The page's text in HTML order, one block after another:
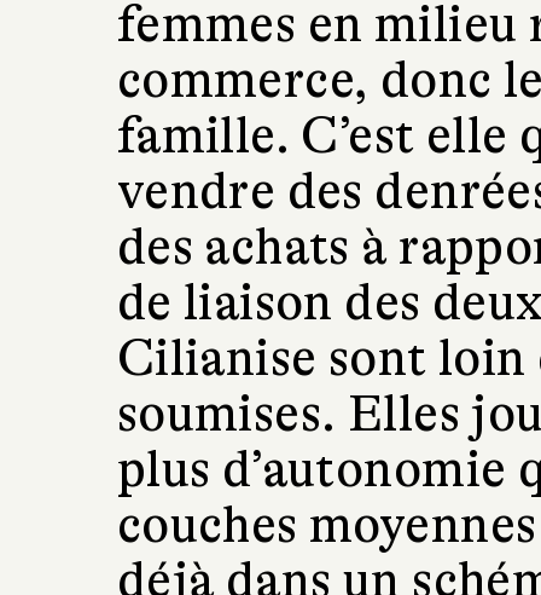
femmes en
commerce, donc
famille. C’est elle
vendre des
des achats à
de liaison des
Cilianise sont loin
soumises. Elles
plus d’autonomie
couches
déjà dans un